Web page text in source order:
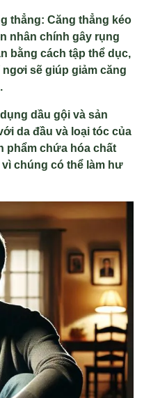
thẳng: Căng thẳng kéo
nhân chính gây rụng
bằng cách tập thể dục,
sẽ giúp giảm căng
dầu gội và sản
da đầu và loại tóc của
phẩm chứa hóa chất
chúng có thể làm hư